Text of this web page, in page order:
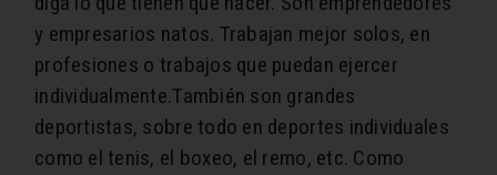
y empresarios natos. Trabajan mejor solos, en
profesiones o trabajos que puedan ejercer
individualmente.También son grandes
deportistas, sobre todo en deportes individuales
como el tenis, el boxeo, el remo, etc. Como